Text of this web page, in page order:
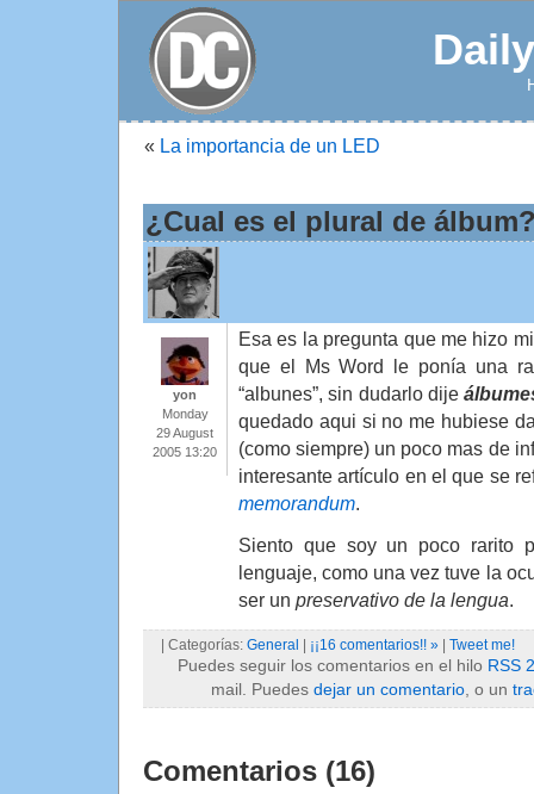
« La importancia de un LED
¿Cual es el plural de
yon
Monday
29 August
2005 13:20
Esa es la pregunta que me hizo
que el Ms Word le ponía una
“albunes”, sin dudarlo dije
quedado aqui si no me hubiese
(como siempre) un poco mas de
interesante artículo en el que se
memorandum
Siento que soy un poco rarito
lenguaje, como una vez tuve la
ser un preservativo de la lengua.
| Categorías: General | ¡¡16 comentarios!! » | Tweet me!
Puedes seguir los comentarios en el hilo RSS
mail. Puedes dejar un comentario , o un
Comentarios (16)